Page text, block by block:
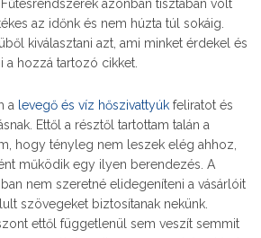
azonban tisztában volt
az időnk és nem húzta túl sokáig.
kiválasztani azt, ami minket érdekel és
a hozzá tartozó cikket.
a levegő és víz hőszivattyúk feliratot és
Ettől a résztől tartottam talán a
hogy tényleg nem leszek elég ahhoz,
működik egy ilyen berendezés. A
nem szeretné elidegeníteni a vásárlóit
szövegeket biztosítanak nekünk.
ettől függetlenül sem veszít semmit